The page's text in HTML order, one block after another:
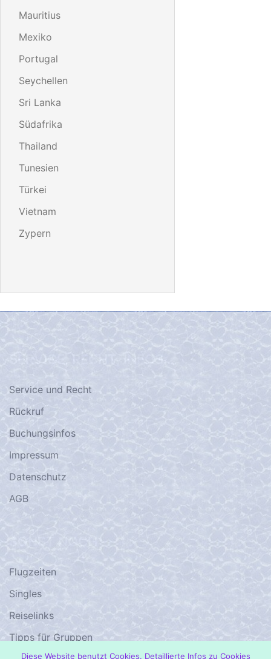
Mauritius
Mexiko
Portugal
Seychellen
Sri Lanka
Südafrika
Thailand
Tunesien
Türkei
Vietnam
Zypern
SERVICE, RECHT, INFOS…
Service und Recht
Rückruf
Buchungsinfos
Impressum
Datenschutz
AGB
SONST NOCH
Flugzeiten
Singles
Reiselinks
Tipps für Gruppen
Diese Website benutzt Cookies. Detaillierte Infos zu Cookies